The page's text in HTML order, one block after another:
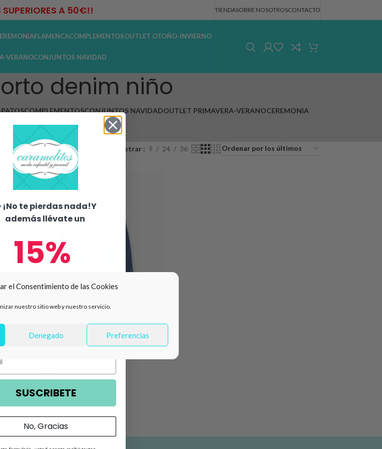
el Consentimiento de las Cookies
nuestro sitio web y nuestro servicio.
Denegado Preferencias
SUPERIORES A 50€!! TIENDASOBRE NOSOTROSCONTACTO
FLAMENCACOMPLEMENTOSOUTLET OTOÑO-INVIERNO
VERANOCONJUNTOS NAVIDAD
denim niño
COMPLEMENTOSCONJUNTOS NAVIDADOUTLET PRIMAVERA-VERANOCEREMONIA
denim niño” Mostrar 9 24 36
Bermuda vaquera niño denim goma
¡No te pierdas nada!Y
además llévate un
15%
en tu primera
SUSCRIBETE
No, Gracias